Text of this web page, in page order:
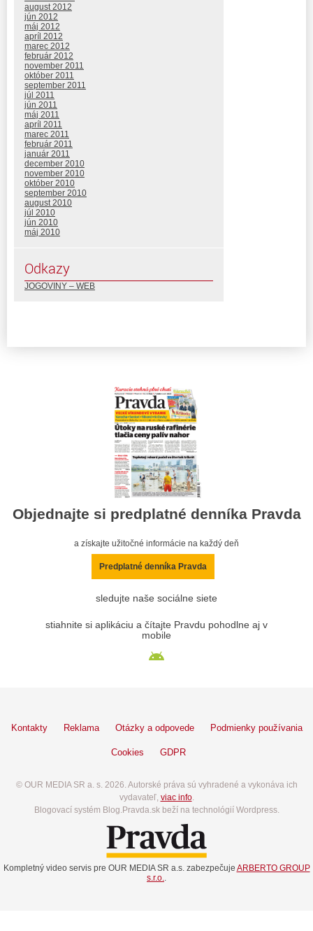
august 2012
jún 2012
máj 2012
apríl 2012
marec 2012
február 2012
november 2011
október 2011
september 2011
júl 2011
jún 2011
máj 2011
apríl 2011
marec 2011
február 2011
január 2011
december 2010
november 2010
október 2010
september 2010
august 2010
júl 2010
jún 2010
máj 2010
Odkazy
JOGOVINY – WEB
Objednajte si predplatné denníka Pravda
a získajte užitočné informácie na každý deň
Predplatné denníka Pravda
sledujte naše sociálne siete
stiahnite si aplikáciu a čítajte Pravdu pohodlne aj v
mobile
Kontakty Reklama Otázky a odpovede Podmienky používania
Cookies GDPR
© OUR MEDIA SR a. s. 2026. Autorské práva sú vyhradené a vykonáva ich
vydavateľ, viac info.
Blogovací systém Blog.Pravda.sk beží na technológií Wordpress.
Kompletný video servis pre OUR MEDIA SR a.s. zabezpečuje ARBERTO GROUP
s.r.o.